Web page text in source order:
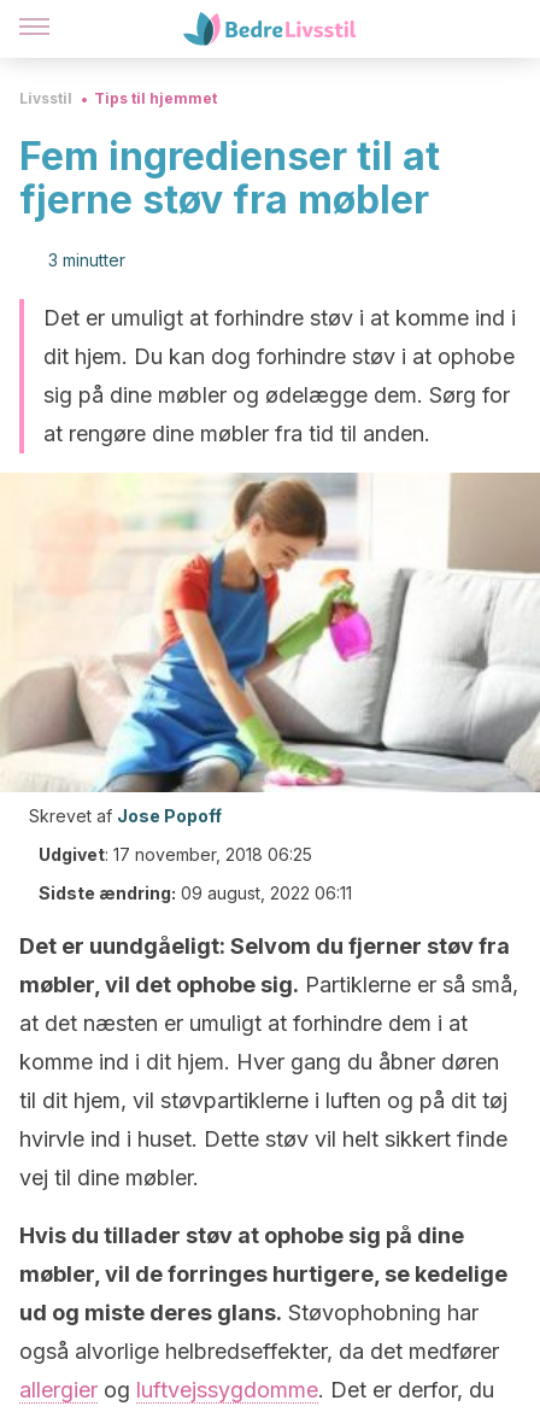
Livsstil Tips til hjemmet
Fem ingredienser til at
fjerne støv fra møbler
3 minutter
Det er umuligt at forhindre støv i at komme ind i
dit hjem. Du kan dog forhindre støv i at ophobe
sig på dine møbler og ødelægge dem. Sørg for
at rengøre dine møbler fra tid til anden.
Skrevet af Jose Popoff
Udgivet: 17 november, 2018 06:25
Sidste ændring: 09 august, 2022 06:11
Det er uundgåeligt: Selv​​om du fjerner støv fra
møbler, vil det ophobe sig. Partiklerne er så små,
at det næsten er umuligt at forhindre dem i at
komme ind i dit hjem. Hver gang du åbner døren
til dit hjem, vil støvpartiklerne i luften og på dit tøj
hvirvle ind i huset. Dette støv vil helt sikkert finde
vej til dine møbler.
Hvis du tillader støv at ophobe sig på dine
møbler, vil de forringes hurtigere, se kedelige
ud og miste deres glans. Støvophobning har
også alvorlige helbredseffekter, da det medfører
allergier og luftvejssygdomme. Det er derfor, du